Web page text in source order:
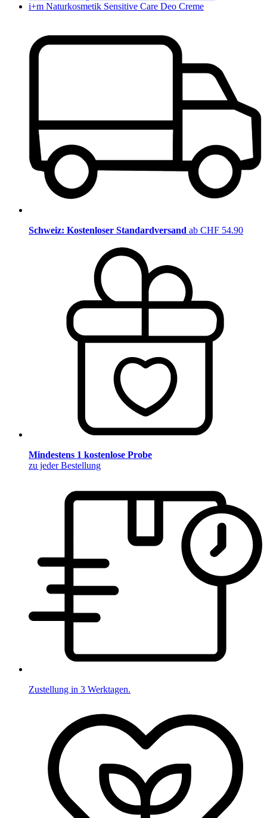
i+m Naturkosmetik Sensitive Care Deo Creme
Schweiz: Kostenloser Standardversand ab CHF 54.90
Mindestens 1 kostenlose Probe
zu jeder Bestellung
Zustellung in 3 Werktagen.